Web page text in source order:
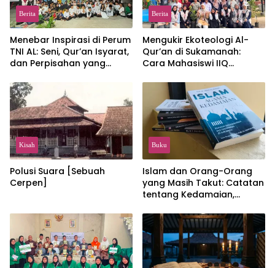
Berita
Menebar Inspirasi di Perum
TNI AL: Seni, Qur’an Isyarat,
dan Perpisahan yang
Berita
Mengukir Ekoteologi Al-
Qur’an di Sukamanah:
Cara Mahasiswi IIQ
Jonggol
Kisah
Polusi Suara [Sebuah
Cerpen]
Buku
Islam dan Orang-Orang
yang Masih Takut: Catatan
tentang Kedamaian,
dalam Pemikiran Masykuri
Abdillah